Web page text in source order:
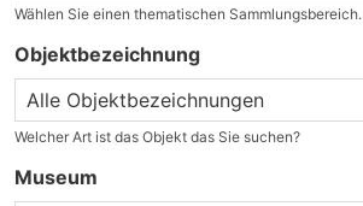
Wählen Sie einen thematischen Sammlungsbereich.
Objektbezeichnung
Welcher Art ist das Objekt das Sie suchen?
Museum